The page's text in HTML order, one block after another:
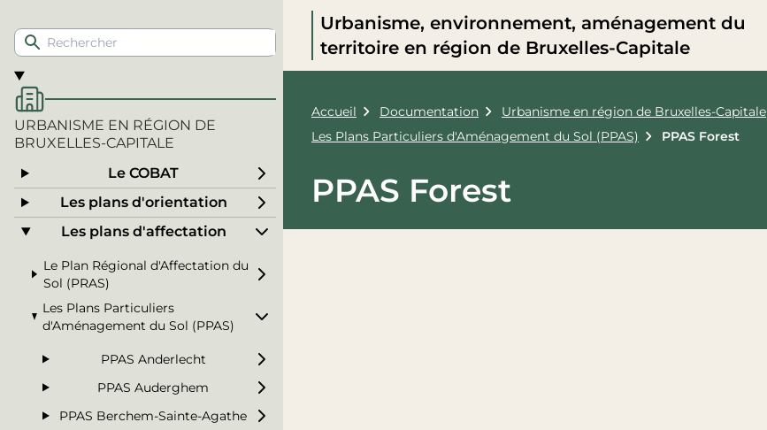
Urbanisme, environnement, aménagement du
territoire en région de Bruxelles-Capitale
URBANISME EN RÉGION DE
BRUXELLES-CAPITALE
Le COBAT
Les plans d'orientation
Les plans d'affectation
Le Plan Régional d'Affectation du
Sol (PRAS)
Les Plans Particuliers
d'Aménagement du Sol (PPAS)
PPAS Anderlecht
PPAS Auderghem
PPAS Berchem-Sainte-Agathe
Accueil Documentation Urbanisme en région de Bruxelles-Capitale
Les Plans Particuliers d'Aménagement du Sol (PPAS)
PPAS Forest
PPAS Forest